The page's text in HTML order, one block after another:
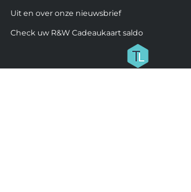
Uit en over onze nieuwsbrief
Check uw R&W Cadeaukaart saldo